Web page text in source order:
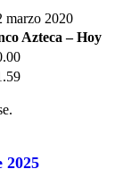
marzo 2020
Azteca – Hoy
2025